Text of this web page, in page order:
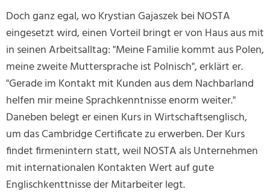
Doch ganz egal, wo Krystian Gajaszek bei NOSTA
eingesetzt wird, einen Vorteil bringt er von Haus aus mit
in seinen Arbeitsalltag: "Meine Familie kommt aus Polen,
meine zweite Muttersprache ist Polnisch", erklärt er.
"Gerade im Kontakt mit Kunden aus dem Nachbarland
helfen mir meine Sprachkenntnisse enorm weiter."
Daneben belegt er einen Kurs in Wirtschaftsenglisch,
um das Cambridge Certificate zu erwerben. Der Kurs
findet firmenintern statt, weil NOSTA als Unternehmen
mit internationalen Kontakten Wert auf gute
Englischkenttnisse der Mitarbeiter legt.